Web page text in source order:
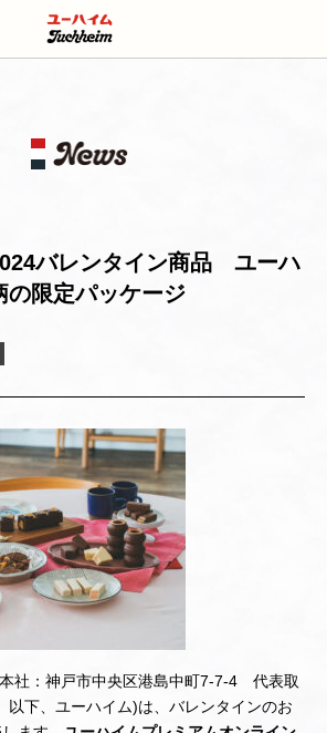
バレンタイン商品 ユーハ
の限定パッケージ
社：神戸市中央区港島中町7-7-4 代表取
下、ユーハイム)は、バレンタインのお